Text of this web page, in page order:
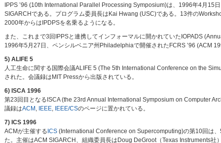
IPPS ’96 (10th International Parallel Processing Symposium)は、1996年4月
SIGARCHである。プログラム委員長はKai Hwang (USC)である。13件の
2000年からはIPDPSを名乗るようになる。
また、これまで3回IPPSと連携してインフォーマルに開かれていたIOPADS
1996年5月27日、ペンシルベニア州Philadelphiaで開催されたFCRS ’96 (ACM
5) ALIFE 5
人工生命に関する国際会議ALIFE 5 (The 5th International Conference on the
された。会議録はMIT Pressから出版されている。
6) ISCA 1996
第23回目となるISCA (the 23rd Annual International Symposium on Computer
議録はACM , IEEE, IEEE/CSのページに置かれている。
7) ICS 1996
ACMが主催する ICS(International Conference on Supercomputing)の第10回は
た。主催はACM SIGARCH、組織委員長はDoug DeGroot（Texas Instruments